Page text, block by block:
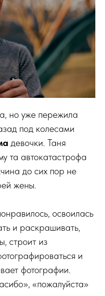
но уже пережила
под колесами
девочки. Таня
та автокатастрофа
до сих пор не
жены.
освоилась
и раскрашивать,
строит из
и
фотографии.
«пожалуйста»